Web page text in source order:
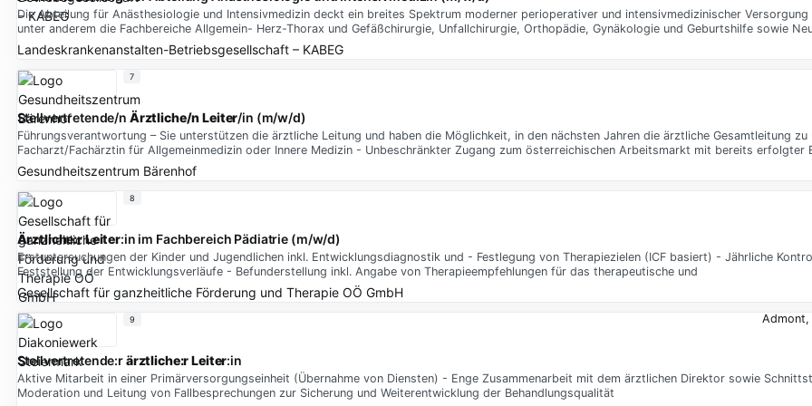
Die Abteilung für Anästhesiologie und Intensivmedizin deckt ein breites Spektrum moderner perioperativer und intensivmedizinischer Versorgung
unter anderem die Fachbereiche Allgemein- Herz-Thorax und Gefäßchirurgie, Unfallchirurgie, Orthopädie, Gynäkologie und Geburtshilfe sowie
Landeskrankenanstalten-Betriebsgesellschaft – KABEG
Stellvertretende/n Ärztliche/n Leiter/in (m/w/d)
Führungsverantwortung – Sie unterstützen die ärztliche Leitung und haben die Möglichkeit, in den nächsten Jahren die ärztliche Gesamtleitung zu
Facharzt/Fachärztin für Allgemeinmedizin oder Innere Medizin - Unbeschränkter Zugang zum österreichischen Arbeitsmarkt mit bereits erfolgter
Gesundheitszentrum Bärenhof
7
Ärztliche:r Leiter:in im Fachbereich Pädiatrie (m/w/d)
Erstuntersuchungen der Kinder und Jugendlichen inkl. Entwicklungsdiagnostik und - Festlegung von Therapiezielen (ICF basiert) - Jährliche
Feststellung der Entwicklungsverläufe - Befunderstellung inkl. Angabe von Therapieempfehlungen für das therapeutische und
Gesellschaft für ganzheitliche Förderung und Therapie OÖ GmbH
8
Admont,
Stellvertretende:rärztliche:r Leiter:in
Aktive Mitarbeit in einer Primärversorgungseinheit (Übernahme von Diensten) - Enge Zusammenarbeit mit dem ärztlichen Direktor sowie
Moderation und Leitung von Fallbesprechungen zur Sicherung und Weiterentwicklung der Behandlungsqualität
9